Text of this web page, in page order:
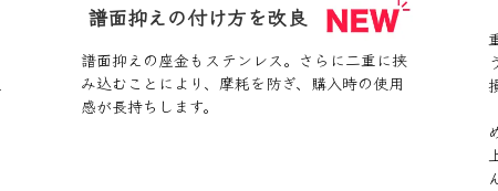
譜面抑えの付け方を改良
譜面抑えの座金もステンレス。さらに二重に挟
み込むことにより、摩耗を防ぎ、購入時の使用
感が長持ちします。